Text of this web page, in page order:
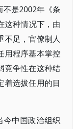
是2002年《条
这种情况下，由
不足，官僚制人
用程序基本掌控
竞争性在这种结
着选拔任用的目
今中国政治组织